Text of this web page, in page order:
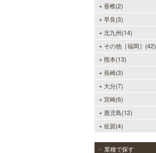
香椎(2)
早良(3)
北九州(14)
その他［福岡］(42)
熊本(13)
長崎(3)
大分(7)
宮崎(6)
鹿児島(12)
佐賀(4)
業種で探す